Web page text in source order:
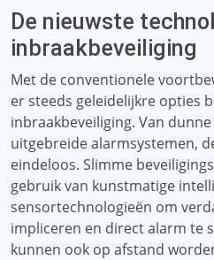
De nieuwste
inbraakbeveiliging
Met de conventionele
er steeds geleidelijkre opties
inbraakbeveiliging. Van
uitgebreide alarmsystemen,
eindeloos. Slimme
gebruik van kunstmatige
sensortechnologieën om
impliceren en direct alarm te
kunnen ook op afstand